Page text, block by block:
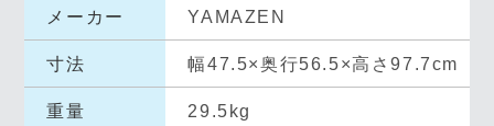
メーカー YAMAZEN
寸法 幅47.5×奥行56.5×高さ97.7cm
重量 29.5kg